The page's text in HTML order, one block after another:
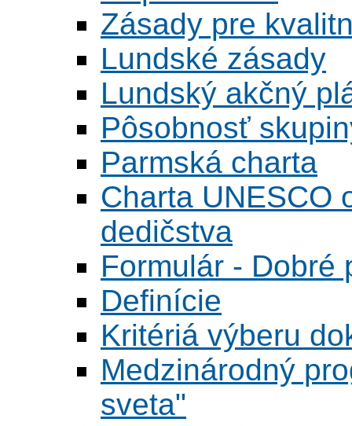
Zásady pre
Lundské zásady
Lundský akčný
Pôsobnosť
Parmská charta
Charta UNESCO
dedičstva
Formulár - Dobré
Definície
Kritériá výberu
Medzinárodný
sveta"